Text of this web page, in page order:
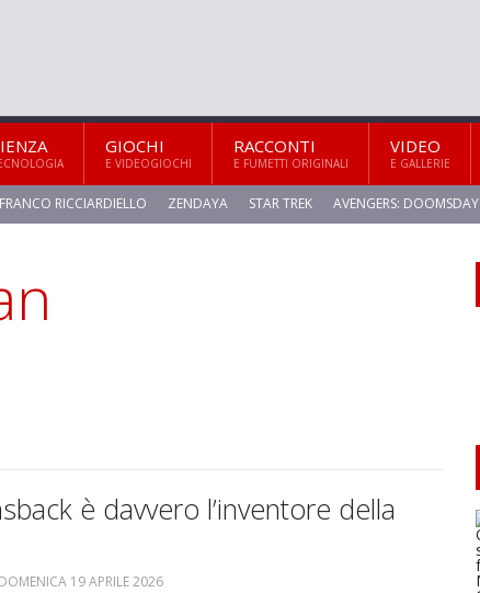
GIOCHI
E VIDEOGIOCHI
RACCONTI
E FUMETTI ORIGINALI
VIDEO
E GALLERIE
FRANCO RICCIARDIELLO ZENDAYA STAR TREK AVENGERS: DOOMSDAY
è davvero l’inventore della
DOMENICA 19 APRILE 2026